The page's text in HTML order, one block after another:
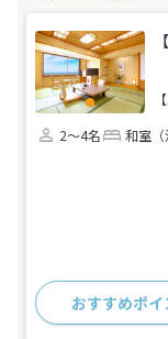
2～4名
和室（
おすすめポイ